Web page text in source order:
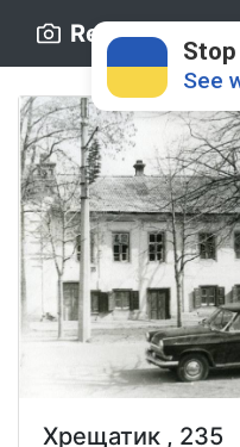
Retro.ck.ua
Хрещатик , 235
See
Donate